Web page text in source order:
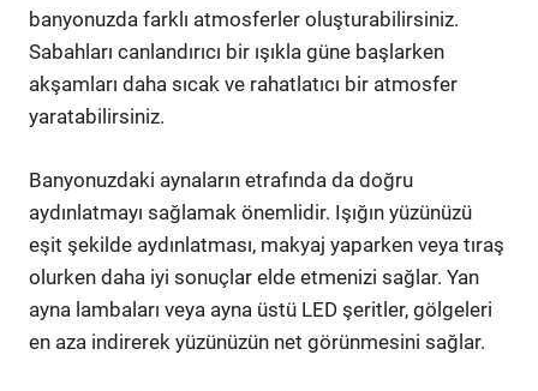
banyonuzda farklı atmosferler oluşturabilirsiniz.
Sabahları canlandırıcı bir ışıkla güne başlarken
akşamları daha sıcak ve rahatlatıcı bir atmosfer
yaratabilirsiniz.
Banyonuzdaki aynaların etrafında da doğru
aydınlatmayı sağlamak önemlidir. Işığın yüzünüzü
eşit şekilde aydınlatması, makyaj yaparken veya tıraş
olurken daha iyi sonuçlar elde etmenizi sağlar. Yan
ayna lambaları veya ayna üstü LED şeritler, gölgeleri
en aza indirerek yüzünüzün net görünmesini sağlar.